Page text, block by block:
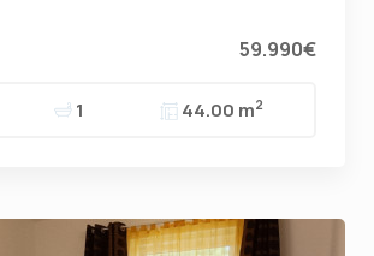
59.990€
1 44.00 m2